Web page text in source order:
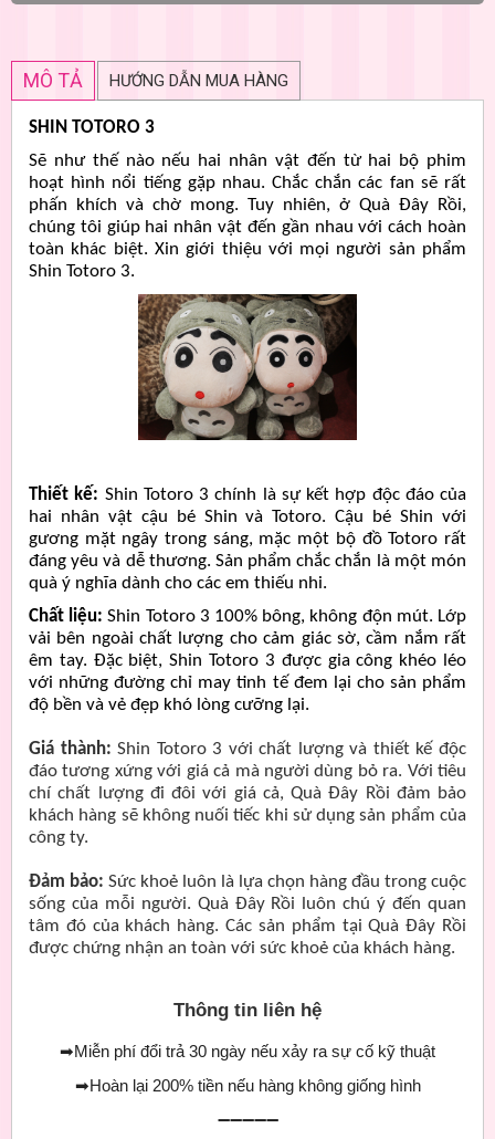
MÔ TẢ HƯỚNG DẪN MUA HÀNG
SHIN TOTORO 3
Sẽ như thế nào nếu hai nhân vật đến từ hai bộ phim
hoạt hình nổi tiếng gặp nhau. Chắc chắn các fan sẽ rất
phấn khích và chờ mong. Tuy nhiên, ở Quà Đây Rồi,
chúng tôi giúp hai nhân vật đến gần nhau với cách hoàn
toàn khác biệt. Xin giới thiệu với mọi người sản phẩm
Shin Totoro 3.
Thiết kế: Shin Totoro 3 chính là sự kết hợp độc đáo của
hai nhân vật cậu bé Shin và Totoro. Cậu bé Shin với
gương mặt ngây trong sáng, mặc một bộ đồ Totoro rất
đáng yêu và dễ thương. Sản phẩm chắc chắn là một món
quà ý nghĩa dành cho các em thiếu nhi.
Chất liệu: Shin Totoro 3 100% bông, không độn mút. Lớp
vải bên ngoài chất lượng cho cảm giác sờ, cầm nắm rất
êm tay. Đặc biệt, Shin Totoro 3 được gia công khéo léo
với những đường chỉ may tinh tế đem lại cho sản phẩm
độ bền và vẻ đẹp khó lòng cưỡng lại.
Giá thành:Shin Totoro 3 với chất lượng và thiết kế độc
đáo tương xứng với giá cả mà người dùng bỏ ra. Với tiêu
chí chất lượng đi đôi với giá cả, Quà Đây Rồi đảm bảo
khách hàng sẽ không nuối tiếc khi sử dụng sản phẩm của
công ty.
Đảm bảo: Sức khoẻ luôn là lựa chọn hàng đầu trong cuộc
sống của mỗi người. Quà Đây Rồi luôn chú ý đến quan
tâm đó của khách hàng. Các sản phẩm tại Quà Đây Rồi
được chứng nhận an toàn với sức khoẻ của khách hàng.
Thông tin liên hệ
➡Miễn phí đổi trả 30 ngày nếu xảy ra sự cố kỹ thuật
➡Hoàn lại 200% tiền nếu hàng không giống hình
➖➖➖➖➖